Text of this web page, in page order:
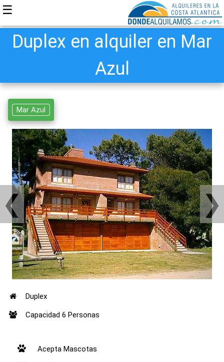
☰
Duplex en alquiler en Mar
Azul
Mar Azul
❮ ❯
Duplex
Capacidad 6 Personas
Acepta Mascotas